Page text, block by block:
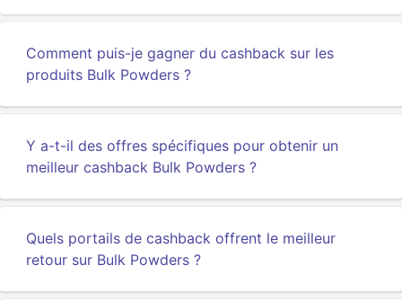
Comment puis-je gagner du cashback sur les
produits Bulk Powders ?
Y a-t-il des offres spécifiques pour obtenir un
meilleur cashback Bulk Powders ?
Quels portails de cashback offrent le meilleur
retour sur Bulk Powders ?